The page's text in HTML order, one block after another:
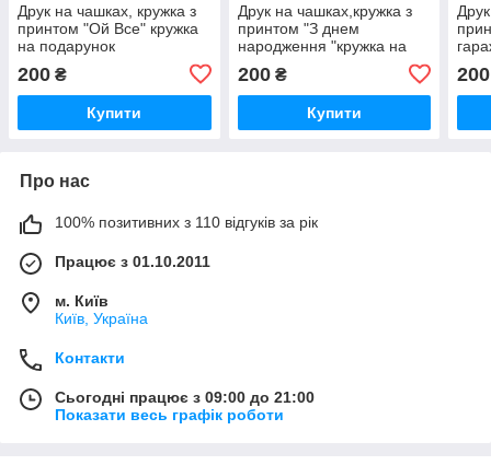
Друк на чашках, кружка з
принтом "Ой Все" кружка
на подарунок
200 ₴
Купити
Друк на чашках,кружка з
принтом "З днем
народження "кружка на
подарунок,чашка на день
народження
200₴
Купити
200
Про нас
100% позитивних з 110 відгуків за рік
Працює з 01.10.2011
м. Київ
Київ, Україна
Контакти
Сьогодні працює з 09:00 до 21:00
Показати весь графік роботи